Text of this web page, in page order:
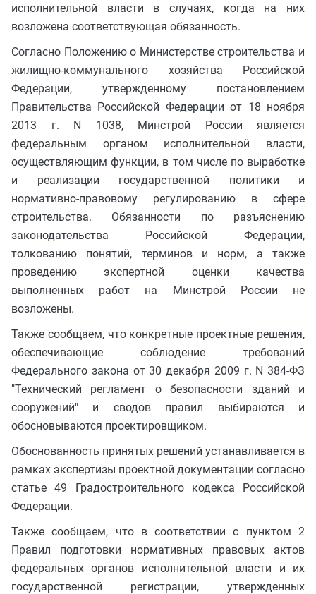
исполнительной власти в случаях, когда на них
возложена соответствующая обязанность.
Согласно Положению о Министерстве строительства и
жилищно-коммунального хозяйства Российской
Федерации, утвержденному постановлением
Правительства Российской Федерации от 18 ноября
2013 г. N 1038, Минстрой России является
федеральным органом исполнительной власти,
осуществляющим функции, в том числе по выработке
и реализации государственной политики и
нормативно-правовому регулированию в сфере
строительства. Обязанности по разъяснению
законодательства Российской Федерации,
толкованию понятий, терминов и норм, а также
проведению экспертной оценки качества
выполненных работ на Минстрой России не
возложены.
Также сообщаем, что конкретные проектные решения,
обеспечивающие соблюдение требований
Федерального закона от 30 декабря 2009 г. N 384-ФЗ
"Технический регламент о безопасности зданий и
сооружений" и сводов правил выбираются и
обосновываются проектировщиком.
Обоснованность принятых решений устанавливается в
рамках экспертизы проектной документации согласно
статье 49 Градостроительного кодекса Российской
Федерации.
Также сообщаем, что в соответствии с пунктом 2
Правил подготовки нормативных правовых актов
федеральных органов исполнительной власти и их
государственной регистрации, утвержденных